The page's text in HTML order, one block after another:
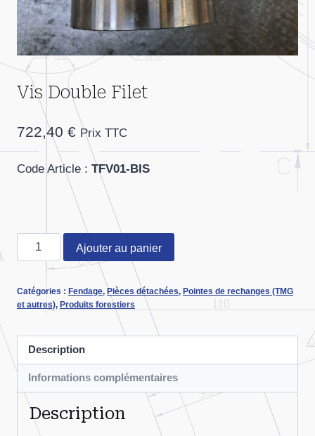
Vis Double Filet
722,40 € Prix TTC
Code Article : TFV01-BIS
quantité
de
Double
Ajouter au panier
Catégories : Fendage, Pièces détachées, Pointes de rechanges (TMG
et autres), Produits forestiers
Description
Informations complémentaires
Description